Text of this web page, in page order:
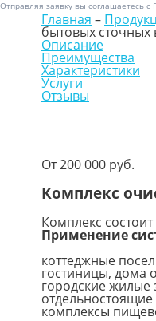
Отправляя заявку вы соглашаетесь с
Главная –
бытовых сточных
Описание
Преимущества
Характеристики
Услуги
Отзывы
От 200 000 руб.
Комплекс
Комплекс
Применение
коттеджные
гостиницы, дома
городские
комплексы